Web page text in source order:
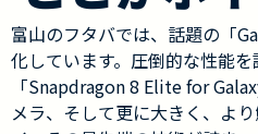
富山のフタバでは、話題の「
化しています。圧倒的な性能
「Snapdragon 8 Elite for
メラ、そして更に大きく、よ